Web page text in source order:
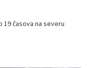
časova na severu